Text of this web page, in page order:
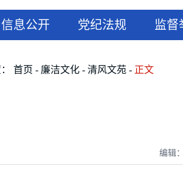
信息公开 党纪法规 监督
首页 廉洁文化 清风文苑 正文
编辑